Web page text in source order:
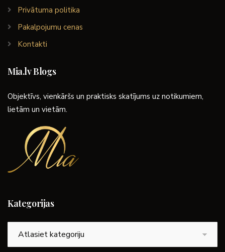
Privātuma politika
Pakalpojumu cenas
Kontakti
Mia.lv Blogs
Objektīvs, vienkāršs un praktisks skatījums uz notikumiem,
lietām un vietām.
Kategorijas